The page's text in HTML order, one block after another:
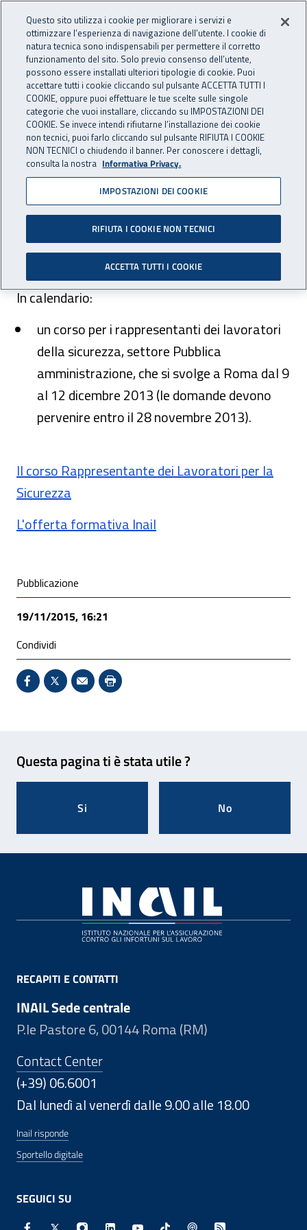
INAIL - Istituto Nazionale
Apri cerca
Navigazione principale
Navigazione - Ti trovi in:
Home Inail comunica Avvisi
Corsi di formazione Inail
Inail organizza corsi di formazione secondo le
previsioni del d.lgs. 81/2008.
Inail organizza corsi di formazione secondo le
previsioni del d.lgs. 81/2008.
In calendario:
un corso per i rappresentanti dei lavoratori
della sicurezza, settore Pubblica
amministrazione, che si svolge a Roma dal 9
al 12 dicembre 2013 (le domande devono
pervenire entro il 28 novembre 2013).
Il corso Rappresentante dei Lavoratori per la
Sicurezza
L'offerta formativa Inail
Condivisione social
Pubblicazione
19/11/2015, 16:21
Condividi
Condividi su Facebook - Sito esterno - Apertura in
X - Sito esterno - Apertura in nuova finestra
Invio Mail: apre il programma di posta
Stampa pagina: scelta meno
Questa pagina ti è stata utile ?
Si No
RECAPITI E CONTATTI
INAIL Sede centrale
P.le Pastore 6, 00144 Roma (RM)
Contact Center
(+39) 06.6001
Dal lunedì al venerdì dalle 9.00 alle 18.00
Inail risponde
Sportello digitale
SEGUICI SU
Questo sito utilizza i cookie per migliorare i servizi e
ottimizzare l’esperienza di navigazione dell’utente. I cookie di
natura tecnica sono indispensabili per permettere il corretto
funzionamento del sito. Solo previo consenso dell’utente,
possono essere installati ulteriori tipologie di cookie. Puoi
accettare tutti i cookie cliccando sul pulsante ACCETTA TUTTI I
COOKIE, oppure puoi effettuare le tue scelte sulle singole
categorie che vuoi installare, cliccando su IMPOSTAZIONI DEI
COOKIE. Se invece intendi rifiutarne l’installazione dei cookie
non tecnici, puoi farlo cliccando sul pulsante RIFIUTA I COOKIE
NON TECNICI o chiudendo il banner. Per conoscere i dettagli,
consulta la nostra Informativa Privacy.
IMPOSTAZIONI DEI COOKIE
RIFIUTA I COOKIE NON TECNICI
ACCETTA TUTTI I COOKIE